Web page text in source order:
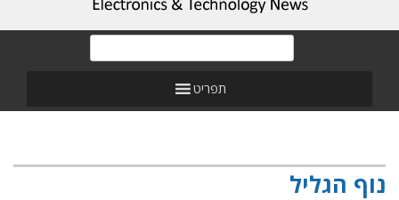
תפריט
נוף הגליל